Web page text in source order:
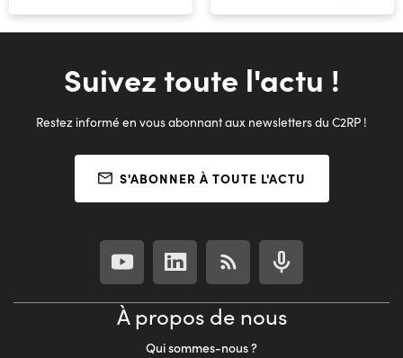
Suivez toute l'actu !
Restez informé en vous abonnant aux newsletters du C2RP !
S'ABONNER À TOUTE L'ACTU
À propos de nous
Qui sommes-nous ?